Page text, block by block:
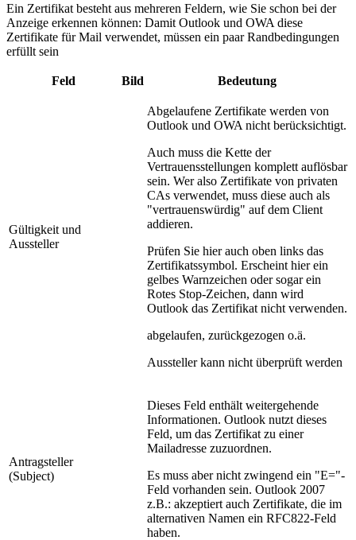
Ein Zertifikat besteht aus mehreren Feldern, wie Sie schon bei der
Anzeige erkennen können: Damit Outlook und OWA diese
Zertifikate für Mail verwendet, müssen ein paar Randbedingungen
erfüllt sein
Feld Bild Bedeutung
Gültigkeit und
Aussteller
Abgelaufene Zertifikate werden von
Outlook und OWA nicht berücksichtigt.
Auch muss die Kette der
Vertrauensstellungen komplett auflösbar
sein. Wer also Zertifikate von privaten
CAs verwendet, muss diese auch als
"vertrauenswürdig" auf dem Client
addieren.
Prüfen Sie hier auch oben links das
Zertifikatssymbol. Erscheint hier ein
gelbes Warnzeichen oder sogar ein
Rotes Stop-Zeichen, dann wird
Outlook das Zertifikat nicht verwenden.
abgelaufen, zurückgezogen o.ä.
Aussteller kann nicht überprüft werden
Antragsteller
(Subject)
Dieses Feld enthält weitergehende
Informationen. Outlook nutzt dieses
Feld, um das Zertifikat zu einer
Mailadresse zuzuordnen.
Es muss aber nicht zwingend ein "E="-
Feld vorhanden sein. Outlook 2007
z.B.: akzeptiert auch Zertifikate, die im
alternativen Namen ein RFC822-Feld
haben.